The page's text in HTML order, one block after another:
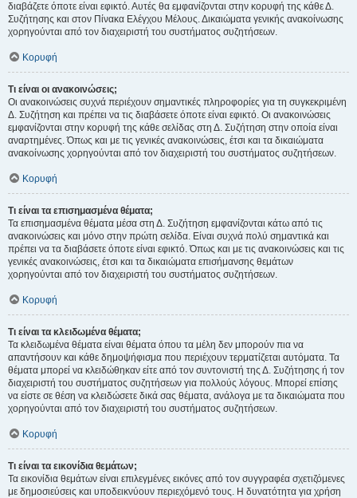
διαβάζετε όποτε είναι εφικτό. Αυτές θα εμφανίζονται στην κορυφή της κάθε Δ.
Συζήτησης και στον Πίνακα Ελέγχου Μέλους. Δικαιώματα γενικής ανακοίνωσης
χορηγούνται από τον διαχειριστή του συστήματος συζητήσεων.
Κορυφή
Τι είναι οι ανακοινώσεις;
Οι ανακοινώσεις συχνά περιέχουν σημαντικές πληροφορίες για τη συγκεκριμένη
Δ. Συζήτηση και πρέπει να τις διαβάσετε όποτε είναι εφικτό. Οι ανακοινώσεις
εμφανίζονται στην κορυφή της κάθε σελίδας στη Δ. Συζήτηση στην οποία είναι
αναρτημένες. Όπως και με τις γενικές ανακοινώσεις, έτσι και τα δικαιώματα
ανακοίνωσης χορηγούνται από τον διαχειριστή του συστήματος συζητήσεων.
Κορυφή
Τι είναι τα επισημασμένα θέματα;
Τα επισημασμένα θέματα μέσα στη Δ. Συζήτηση εμφανίζονται κάτω από τις
ανακοινώσεις και μόνο στην πρώτη σελίδα. Είναι συχνά πολύ σημαντικά και
πρέπει να τα διαβάσετε όποτε είναι εφικτό. Όπως και με τις ανακοινώσεις και τις
γενικές ανακοινώσεις, έτσι και τα δικαιώματα επισήμανσης θεμάτων
χορηγούνται από τον διαχειριστή του συστήματος συζητήσεων.
Κορυφή
Τι είναι τα κλειδωμένα θέματα;
Τα κλειδωμένα θέματα είναι θέματα όπου τα μέλη δεν μπορούν πια να
απαντήσουν και κάθε δημοψήφισμα που περιέχουν τερματίζεται αυτόματα. Τα
θέματα μπορεί να κλειδώθηκαν είτε από τον συντονιστή της Δ. Συζήτησης ή τον
διαχειριστή του συστήματος συζητήσεων για πολλούς λόγους. Μπορεί επίσης
να είστε σε θέση να κλειδώσετε δικά σας θέματα, ανάλογα με τα δικαιώματα που
χορηγούνται από τον διαχειριστή του συστήματος συζητήσεων.
Κορυφή
Τι είναι τα εικονίδια θεμάτων;
Τα εικονίδια θεμάτων είναι επιλεγμένες εικόνες από τον συγγραφέα σχετιζόμενες
με δημοσιεύσεις και υποδεικνύουν περιεχόμενό τους. Η δυνατότητα για χρήση